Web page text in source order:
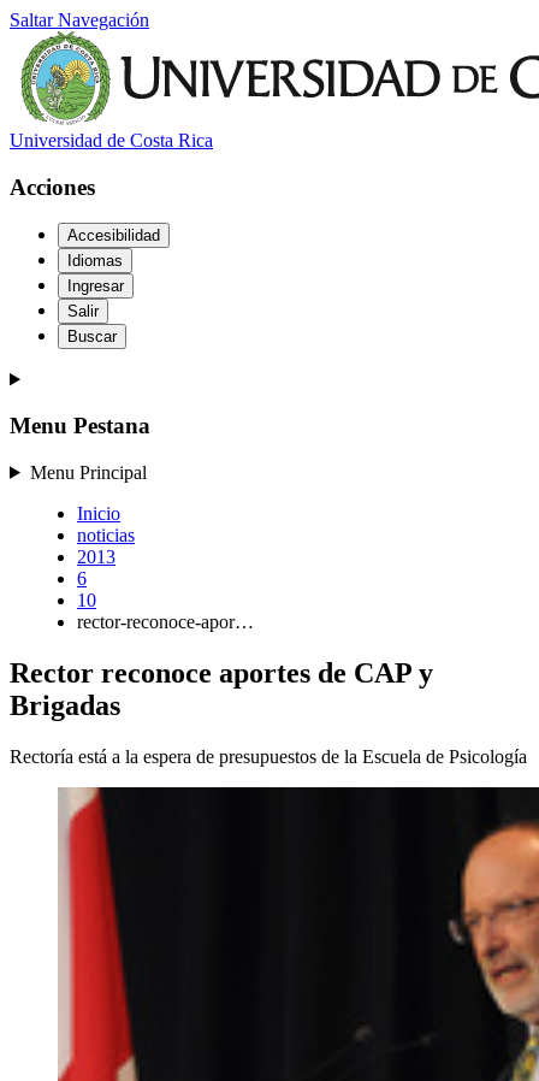
Saltar Navegación
Universidad de Costa Rica
Acciones
Accesibilidad
Idiomas
Ingresar
Salir
Buscar
Menu Pestana
Menu Principal
Inicio
noticias
2013
6
10
rector-reconoce-apor…
Rector reconoce aportes de CAP y
Brigadas
Rectoría está a la espera de presupuestos de la Escuela de Psicología